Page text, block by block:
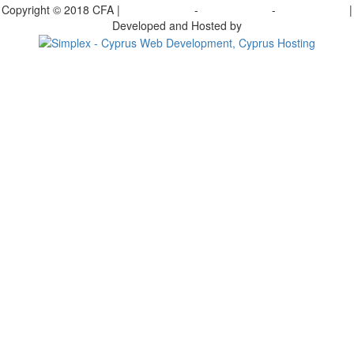
Copyright © 2018 CFA | - -
|
Developed and Hosted by